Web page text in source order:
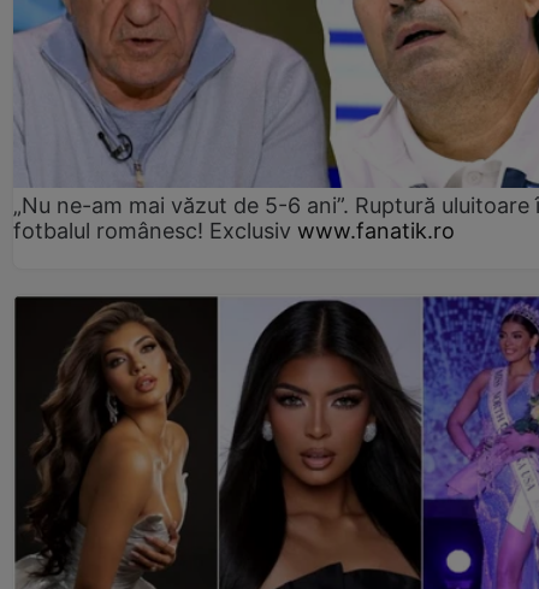
„Nu ne-am mai văzut de 5-6 ani”. Ruptură uluitoare
fotbalul românesc! Exclusiv www.fanatik.ro